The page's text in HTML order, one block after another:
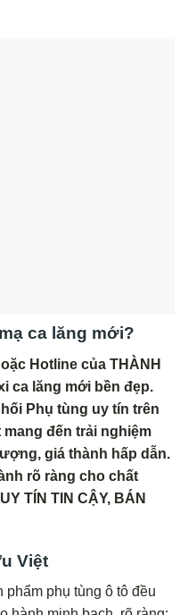
ca lăng mới?
Hotline của THÀNH
ca lăng mới bền đẹp.
Phụ tùng uy tín trên
đến trải nghiệm
giá thành hấp dẫn.
rõ ràng cho chất
TÍN TIN CẬY, BÁN
Việt
phẩm phụ tùng ô tô đều